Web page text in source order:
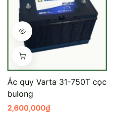
Ắc quy Varta 31-750T cọc
bulong
2,600,000₫